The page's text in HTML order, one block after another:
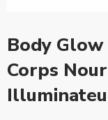
Body
Corps